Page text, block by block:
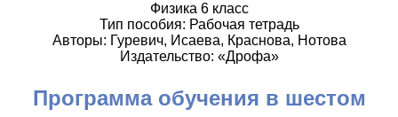
Физика 6 класс
Тип пособия: Рабочая тетрадь
Авторы: Гуревич, Исаева, Краснова, Нотова
Издательство: «Дрофа»
Программа обучения в шестом